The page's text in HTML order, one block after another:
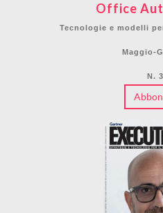
Office
Tecnologie e modelli
Maggio-
N. 3